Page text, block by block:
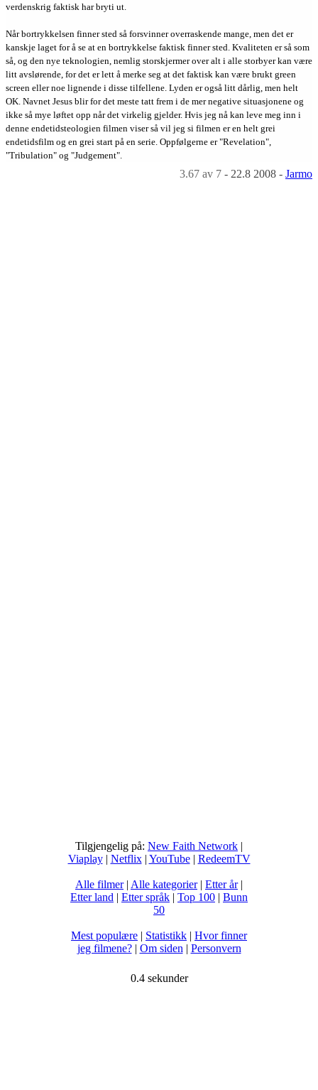
verdenskrig faktisk har bryti ut.
Når bortrykkelsen finner sted så forsvinner overraskende mange, men det er
kanskje laget for å se at en bortrykkelse faktisk finner sted. Kvaliteten er så som
så, og den nye teknologien, nemlig storskjermer over alt i alle storbyer kan være
litt avslørende, for det er lett å merke seg at det faktisk kan være brukt green
screen eller noe lignende i disse tilfellene. Lyden er også litt dårlig, men helt
OK. Navnet Jesus blir for det meste tatt frem i de mer negative situasjonene og
ikke så mye løftet opp når det virkelig gjelder. Hvis jeg nå kan leve meg inn i
denne endetidsteologien filmen viser så vil jeg si filmen er en helt grei
endetidsfilm og en grei start på en serie. Oppfølgerne er "Revelation",
"Tribulation" og "Judgement".
3.67 av 7 - 22.8 2008 - Jarmo
Tilgjengelig på: New Faith Network |
Viaplay| Netflix| YouTube| RedeemTV
Alle filmer| Alle kategorier| Etter år|
Etter land | Etter språk | Top 100 | Bunn
50
Mest populære | Statistikk | Hvor finner
jeg filmene?| Om siden | Personvern
0.4 sekunder